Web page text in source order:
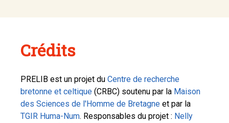
Crédits
PRELIB est un projet du Centre de recherche
bretonne et celtique (CRBC) soutenu par la Maison
des Sciences de l'Homme de Bretagne et par la
TGIR Huma-Num. Responsables du projet : Nelly